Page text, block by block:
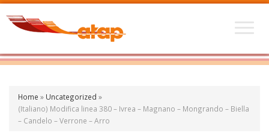
Home » Uncategorized »
(Italiano) Modifica linea 380 – Ivrea – Magnano – Mongrando – Biella
– Candelo – Verrone – Arro